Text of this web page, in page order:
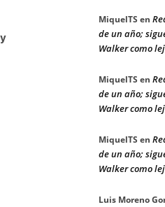
MiquelTS en
de un año;
Walker como
MiquelTS en
de un año;
Walker como
MiquelTS en
de un año;
Walker como
Luis Moreno